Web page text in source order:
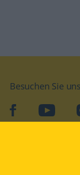
Besuchen Sie
facebookYouTube